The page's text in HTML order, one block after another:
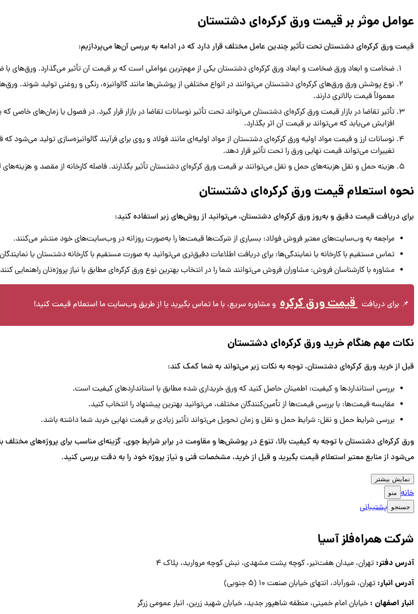
عوامل موثر بر قیمت ورق کرکره‌ای دشتستان
قیمت ورق کرکره‌ای دشتستان تحت تأثیر چندین عامل مختلف قرار دارد که در ادامه به بررسی آن‌ها می‌پردازیم:
ضخامت و ابعاد ورق ضخامت و ابعاد ورق کرکره‌ای دشتستان یکی از مهم‌ترین عواملی است که بر قیمت آن تأثیر می‌گذارد. ورق‌های با
نوع پوشش ورق ورق‌های کرکره‌ای دشتستان می‌توانند در انواع مختلفی از پوشش‌ها مانند گالوانیزه، رنگی و روغنی تولید شوند.
معمولاً قیمت بالاتری دارند.
تأثیر تقاضا در بازار قیمت ورق کرکره‌ای دشتستان می‌تواند تحت تأثیر نوسانات تقاضا در بازار قرار گیرد. در فصول یا زمان‌های
افزایش می‌یابد که می‌تواند بر قیمت آن اثر بگذارد.
نوسانات ارز و قیمت مواد اولیه ورق کرکره‌ای دشتستان از مواد اولیه‌ای مانند فولاد و روی برای فرآیند گالوانیزه‌سازی تولید می‌شود
تغییرات می‌تواند قیمت نهایی ورق را تحت تأثیر قرار دهد.
هزینه حمل و نقل هزینه‌های حمل و نقل می‌توانند بر قیمت ورق کرکره‌ای دشتستان تأثیر بگذارند. فاصله کارخانه از مقصد و
نحوه استعلام قیمت ورق کرکره‌ای دشتستان
برای دریافت قیمت دقیق و به‌روز ورق کرکره‌ای دشتستان، می‌توانید از روش‌های زیر استفاده کنید:
مراجعه به وب‌سایت‌های معتبر فروش فولاد: بسیاری از شرکت‌ها قیمت‌ها را به‌صورت روزانه در وب‌سایت‌های خود منتشر می‌کنند.
تماس مستقیم با کارخانه یا نمایندگی‌ها: برای دریافت اطلاعات دقیق‌تری می‌توانید به صورت مستقیم با کارخانه دشتستان یا نمایندگان
مشاوره با کارشناسان فروش: مشاوران فروش می‌توانند شما را در انتخاب بهترین نوع ورق کرکره‌ای مطابق با نیاز پروژه‌تان راهنمایی
📌 برای دریافت قیمت ورق کرکره و مشاوره سریع، با ما تماس بگیرید یا از طریق وب‌سایت ما استعلام قیمت کنید!
نکات مهم هنگام خرید ورق کرکره‌ای دشتستان
قبل از خرید ورق کرکره‌ای دشتستان، توجه به نکات زیر می‌تواند به شما کمک کند:
بررسی استانداردها و کیفیت: اطمینان حاصل کنید که ورق خریداری شده مطابق با استانداردهای کیفیت است.
مقایسه قیمت‌ها: با بررسی قیمت‌ها از تأمین‌کنندگان مختلف، می‌توانید بهترین پیشنهاد را انتخاب کنید.
بررسی شرایط حمل و نقل: شرایط حمل و نقل و زمان تحویل می‌تواند تأثیر زیادی بر قیمت نهایی خرید شما داشته باشد.
ورق کرکره‌ای دشتستان با توجه به کیفیت بالا، تنوع در پوشش‌ها و مقاومت در برابر شرایط جوی، گزینه‌ای مناسب برای پروژه‌های
می‌شود از منابع معتبر استعلام قیمت بگیرید و قبل از خرید، مشخصات فنی و نیاز پروژه خود را به دقت بررسی کنید.
نمایش بیشتر
خانه منو
جستجو پشتیبانی
شرکت همراه‌فلز آسیا
آدرس دفتر: تهران، میدان هفت‌تیر، کوچه پشت مشهدی، نبش کوچه مروارید، پلاک ۴
آدرس انبار: تهران، شورآباد، انتهای خیابان صنعت ۱۰ (۵ جنوبی)
انبار اصفهان : خیابان امام خمینی، منطقه شاهپور جدید، خیابان شهید زرین، انبار عمومی زرگر